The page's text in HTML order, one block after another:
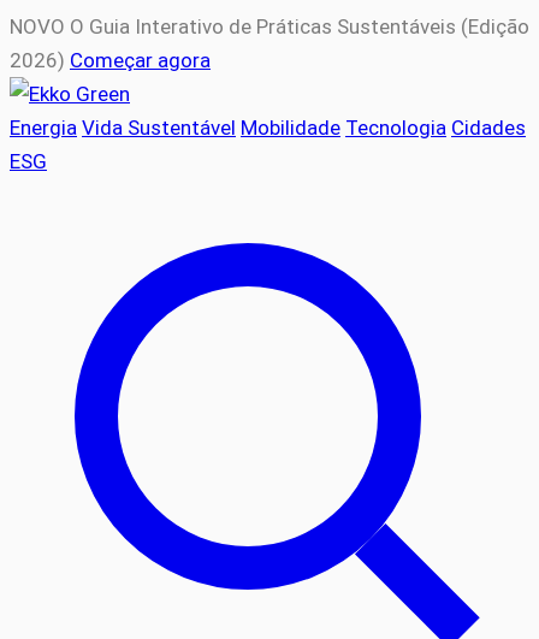
NOVO O Guia Interativo de Práticas Sustentáveis (Edição
2026) Começar agora
Energia Vida Sustentável Mobilidade Tecnologia Cidades
ESG